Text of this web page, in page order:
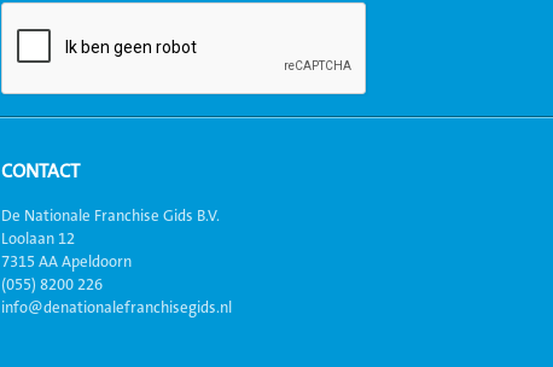
CONTACT
De Nationale Franchise Gids B.V.
Loolaan 12
7315 AA Apeldoorn
(055) 8200 226
info@denationalefranchisegids.nl